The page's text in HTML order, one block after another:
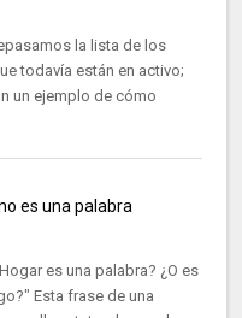
la lista de los
todavía están en activo;
un ejemplo de cómo
es una palabra
es una palabra? ¿O es
Esta frase de una